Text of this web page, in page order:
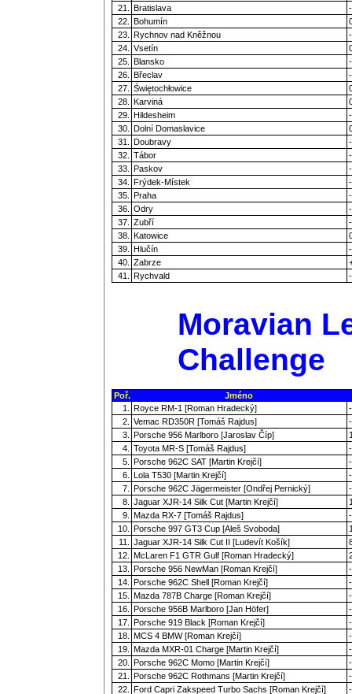
21.
Bratislava
-
22.
Bohumín
23.
Rychnov nad Kněžnou
-
24.
Vsetín
25.
Blansko
-
26.
Břeclav
-
27.
Świętochłowice
28.
Karviná
29.
Hildesheim
-
30.
Dolní Domaslavice
31.
Doubravy
-
32.
Tábor
-
33.
Paskov
-
34.
Frýdek-Místek
-
35.
Praha
-
36.
Odry
-
37.
Zubří
-
38.
Katowice
39.
Hlučín
-
40.
Zabrze
41.
Rychvald -
Moravian
Challenge
Poř.
Jméno
1.
Royce RM-1 [Roman Hradecký]
-
2.
Vemac RD350R [Tomáš Rajdus]
-
3.
Porsche 956 Marlboro [Jaroslav Číp]
4.
Toyota MR-S [Tomáš Rajdus]
-
5.
Porsche 962C SAT [Martin Krejčí]
-
6.
Lola T530 [Martin Krejčí]
-
7.
Porsche 962C Jägermeister [Ondřej Pernický]
-
8.
Jaguar XJR-14 Silk Cut [Martin Krejčí]
9.
Mazda RX-7 [Tomáš Rajdus]
-
10.
Porsche 997 GT3 Cup [Aleš Svoboda]
11.
Jaguar XJR-14 Silk Cut II [Ludevít Košík]
12.
McLaren F1 GTR Gulf [Roman Hradecký]
13.
Porsche 956 NewMan [Roman Krejčí]
-
14.
Porsche 962C Shell [Roman Krejčí]
-
15.
Mazda 787B Charge [Roman Krejčí]
-
16.
Porsche 956B Marlboro [Jan Höfer]
-
17.
Porsche 919 Black [Roman Krejčí]
-
18.
MCS 4 BMW [Roman Krejčí]
-
19.
Mazda MXR-01 Charge [Martin Krejčí]
-
20.
Porsche 962C Momo [Martin Krejčí]
-
21.
Porsche 962C Rothmans [Martin Krejčí]
-
22.
Ford Capri Zakspeed Turbo Sachs [Roman Krejčí]
-